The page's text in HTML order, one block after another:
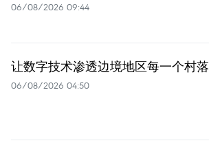
06/08/2026 09:44
让数字技术渗透边境地区每一个村落
06/08/2026 04:50